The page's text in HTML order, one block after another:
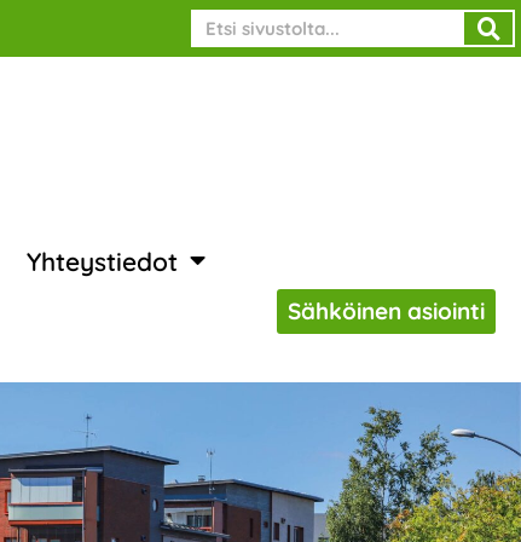
Search
Yhteystiedot
Sähköinen asiointi